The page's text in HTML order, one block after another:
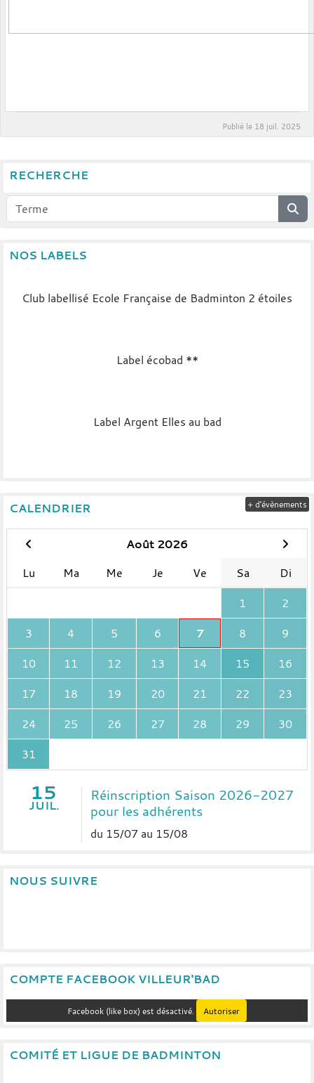
Publié le 18 juil. 2025
RECHERCHE
NOS LABELS
Club labellisé Ecole Française de Badminton 2 étoiles
Label écobad **
Label Argent Elles au bad
CALENDRIER
Août 2026
Lu
Ma Me Je Ve Sa
Di
1
2
3
4 5 6 7 8
9
10
11 12 13 14 15
16
17
18 19 20 21 22
23
24
25 26 27 28 29
30
31
15
JUIL.
Réinscription Saison 2026-2027
pour les adhérents
du 15/07 au 15/08
+ d'évènements
NOUS SUIVRE
COMPTE FACEBOOK VILLEUR'BAD
Facebook (like box) est désactivé. Autoriser
COMITÉ ET LIGUE DE BADMINTON